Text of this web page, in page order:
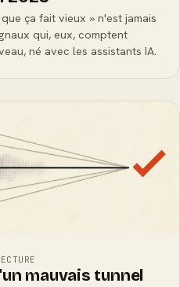
ça fait vieux » n'est jamais
qui, eux, comptent
né avec les assistants IA.
mauvais tunnel